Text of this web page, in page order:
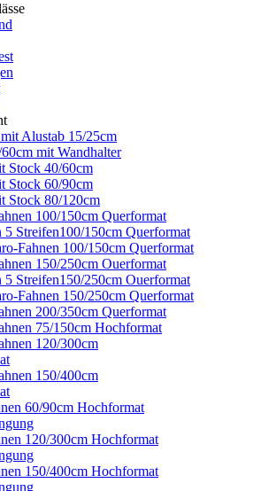
Alustab 15/25cm
mit Wandhalter
Stock 40/60cm
Stock 60/90cm
Stock 80/120cm
100/150cm Querformat
5 Streifen100/150cm Querformat
Fahnen 100/150cm Querformat
150/250cm Ouerformat
5 Streifen150/250cm Ouerformat
Fahnen 150/250cm Querformat
200/350cm Querformat
75/150cm Hochformat
120/300cm
150/400cm
60/90cm Hochformat
120/300cm Hochformat
150/400cm Hochformat